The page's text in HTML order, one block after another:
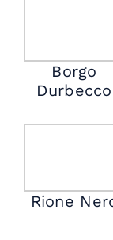
Borgo
Durbecco
Rione